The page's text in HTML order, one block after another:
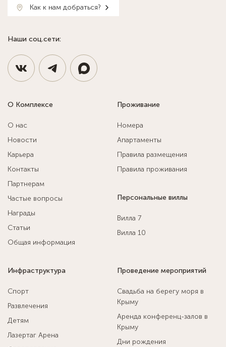
Как к нам добраться?
Наши соц.сети:
О Комплексе
О нас
Новости
Карьера
Контакты
Партнерам
Частые вопросы
Награды
Статьи
Общая информация
Проживание
Номера
Апартаменты
Правила размещения
Правила проживания
Персональные виллы
Вилла 7
Вилла 10
Инфраструктура
Спорт
Развлечения
Детям
Лазертаг Арена
Проведение мероприятий
Свадьба на берегу моря в
Крыму
Аренда конференц-залов в
Крыму
Дни рождения